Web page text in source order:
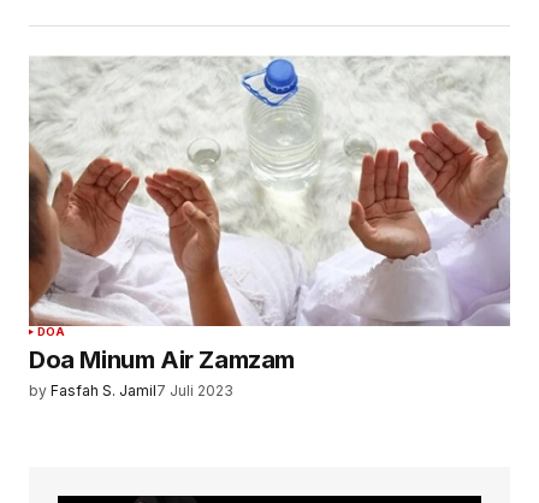
DOA
Doa Minum Air Zamzam
by Fasfah S. Jamil7 Juli 2023